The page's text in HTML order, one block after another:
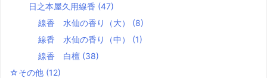
日之本屋久用線香 (47)
線香 水仙の香り（大） (8)
線香 水仙の香り（中） (1)
線香 白檀 (38)
☆その他 (12)